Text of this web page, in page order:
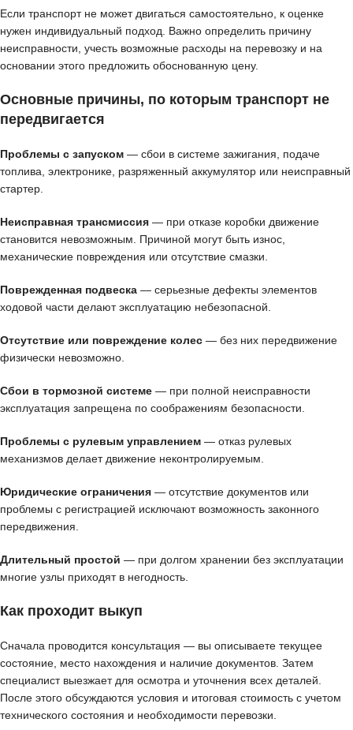
Если транспорт не может двигаться самостоятельно, к оценке
нужен индивидуальный подход. Важно определить причину
неисправности, учесть возможные расходы на перевозку и на
основании этого предложить обоснованную цену.
Основные причины, по которым транспорт не
передвигается
Проблемы с запуском — сбои в системе зажигания, подаче
топлива, электронике, разряженный аккумулятор или неисправный
стартер.
Неисправная трансмиссия — при отказе коробки движение
становится невозможным. Причиной могут быть износ,
механические повреждения или отсутствие смазки.
Поврежденная подвеска — серьезные дефекты элементов
ходовой части делают эксплуатацию небезопасной.
Отсутствие или повреждение колес — без них передвижение
физически невозможно.
Сбои в тормозной системе — при полной неисправности
эксплуатация запрещена по соображениям безопасности.
Проблемы с рулевым управлением — отказ рулевых
механизмов делает движение неконтролируемым.
Юридические ограничения — отсутствие документов или
проблемы с регистрацией исключают возможность законного
передвижения.
Длительный простой — при долгом хранении без эксплуатации
многие узлы приходят в негодность.
Как проходит выкуп
Сначала проводится консультация — вы описываете текущее
состояние, место нахождения и наличие документов. Затем
специалист выезжает для осмотра и уточнения всех деталей.
После этого обсуждаются условия и итоговая стоимость с учетом
технического состояния и необходимости перевозки.